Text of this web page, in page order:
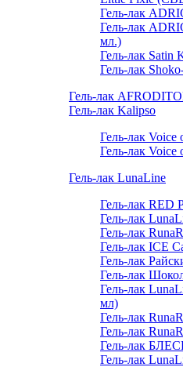
Гель-лак
Гель-лак
мл.)
Гель-лак Satin
Гель-лак
Гель-лак
Гель-лак Kalipso
Гель-лак Voice
Гель-лак
Гель-лак LunaLine
Гель-лак RED
Гель-лак
Гель-лак
Гель-лак ICE
Гель-лак
Гель-лак
Гель-лак
мл)
Гель-лак
Гель-лак
Гель-лак
Гель-лак